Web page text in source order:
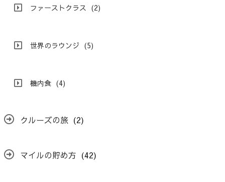
ファーストクラス (2)
世界のラウンジ (5)
機内食 (4)
クルーズの旅 (2)
マイルの貯め方 (42)